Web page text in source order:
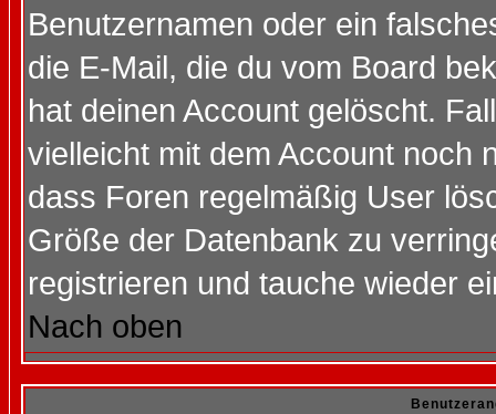
Benutzernamen oder ein
die E-Mail, die du vom Board
hat deinen Account gelöscht.
vielleicht mit dem Account noch
dass Foren regelmäßig User
Größe der Datenbank zu
registrieren und tauche wieder
Nach oben